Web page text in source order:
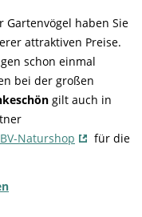
haben Sie
attraktiven Preise.
schon einmal
bei der großen
gilt auch in
Naturshop
für die